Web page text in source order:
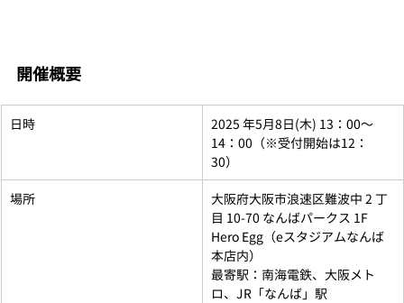
開催概要
日時
2025 年5月8日(木) 13：00〜
14：00（※受付開始は12：
30）
場所
大阪府大阪市浪速区難波中 2 丁
目 10-70 なんばパークス 1F
Hero Egg（eスタジアムなんば
本店内）
最寄駅：南海電鉄、大阪メト
ロ、JR「なんば」駅